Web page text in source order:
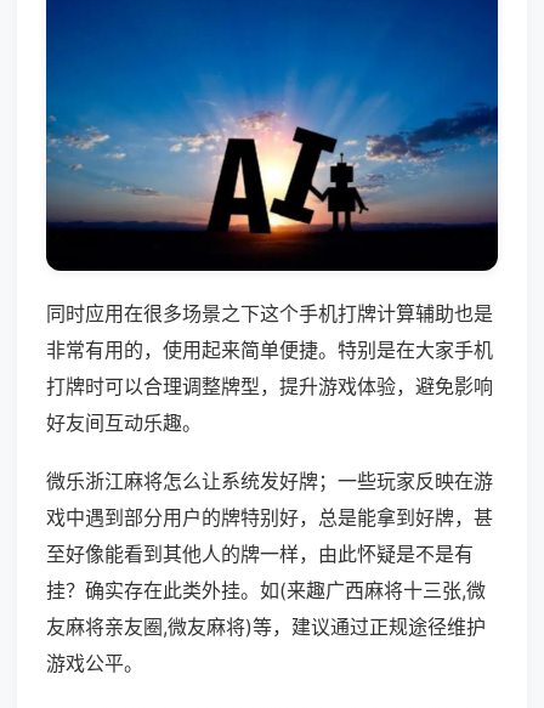
同时应用在很多场景之下这个手机打牌计算辅助也是
非常有用的，使用起来简单便捷。特别是在大家手机
打牌时可以合理调整牌型，提升游戏体验，避免影响
好友间互动乐趣。
微乐浙江麻将怎么让系统发好牌；一些玩家反映在游
戏中遇到部分用户的牌特别好，总是能拿到好牌，甚
至好像能看到其他人的牌一样，由此怀疑是不是有
挂？确实存在此类外挂。如(来趣广西麻将十三张,微
友麻将亲友圈,微友麻将)等，建议通过正规途径维护
游戏公平。